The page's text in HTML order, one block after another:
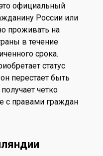
официальный
России или
проживать на
в течение
срока.
статус
перестает быть
четко
с правами граждан